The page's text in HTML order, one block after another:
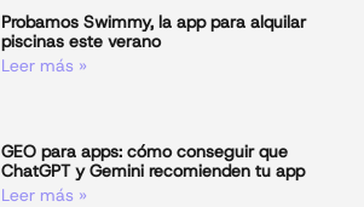
Probamos Swimmy, la app para alquilar
piscinas este verano
Leer más »
GEO para apps: cómo conseguir que
ChatGPT y Gemini recomienden tu app
Leer más »